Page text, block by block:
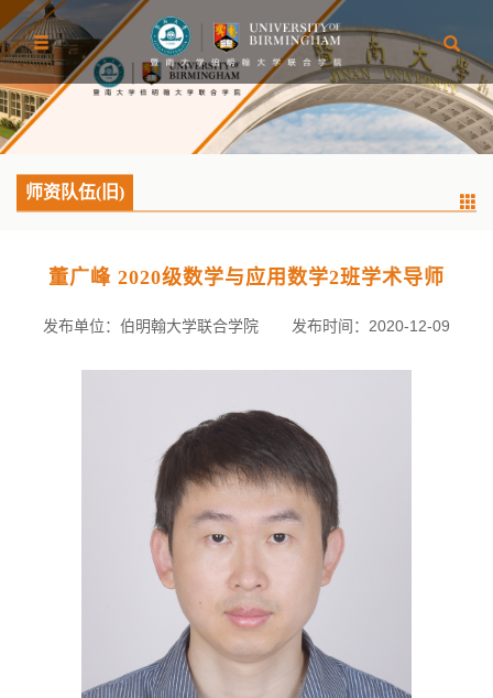
师资队伍(旧)
董广峰 2020级数学与应用数学2班学术导师
发布单位：伯明翰大学联合学院 发布时间：2020-12-09